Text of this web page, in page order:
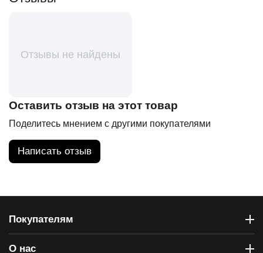
Отзывы не найдены
Оставить отзыв на этот товар
Поделитесь мнением с другими покупателями
Написать отзыв
Покупателям
О нас